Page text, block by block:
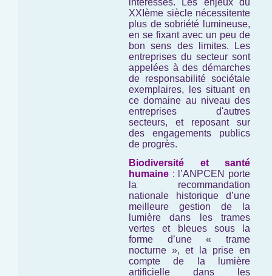
intéressés. Les enjeux du
XXIème siècle nécessitente
plus de sobriété lumineuse,
en se fixant avec un peu de
bon sens des limites. Les
entreprises du secteur sont
appelées à des démarches
de responsabilité sociétale
exemplaires, les situant en
ce domaine au niveau des
entreprises d'autres
secteurs, et reposant sur
des engagements publics
de progrès.
Biodiversité et santé
humaine : l’ANPCEN porte
la recommandation
nationale historique d’une
meilleure gestion de la
lumière dans les trames
vertes et bleues sous la
forme d’une « trame
nocturne », et la prise en
compte de la lumière
artificielle dans les